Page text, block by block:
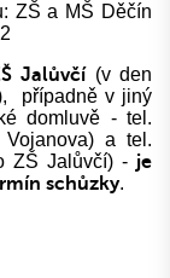
ZŠ a MŠ Děčín
Jalůvčí(v den
případně v jiný
domluvě - tel.
a tel.
ZŠ Jalůvčí) - je
schůzky.